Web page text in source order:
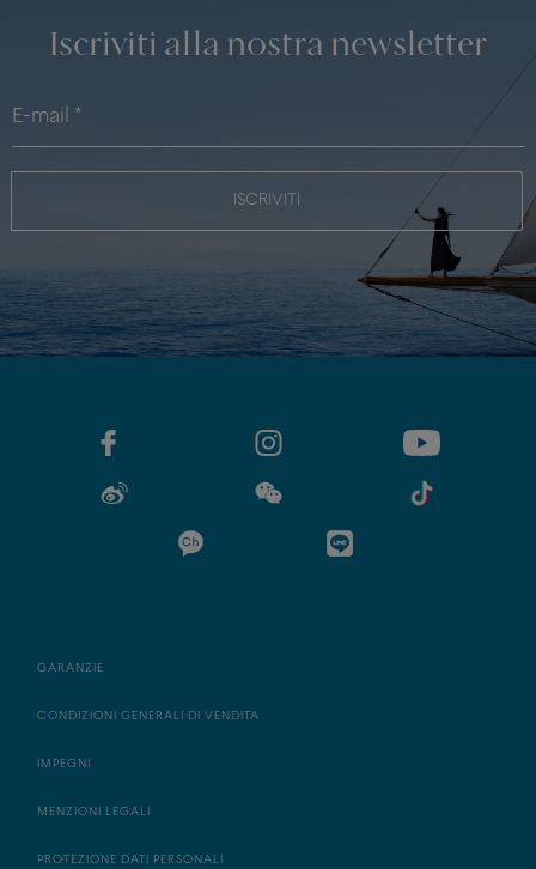
Iscriviti alla nostra newsletter
ISCRIVITI
GARANZIE
CONDIZIONI GENERALI DI VENDITA
IMPEGNI
MENZIONI LEGALI
PROTEZIONE DATI PERSONALI